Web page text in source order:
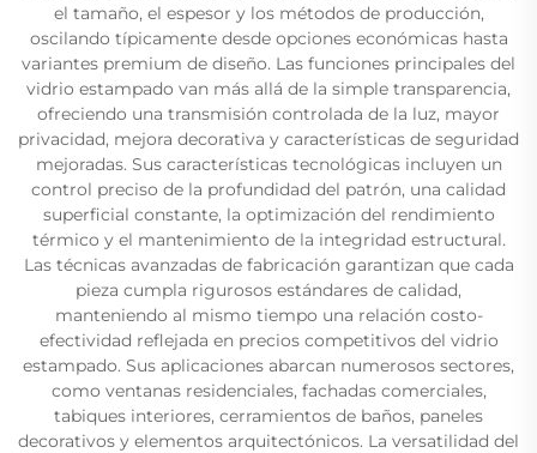
el tamaño, el espesor y los métodos de producción,
oscilando típicamente desde opciones económicas hasta
variantes premium de diseño. Las funciones principales del
vidrio estampado van más allá de la simple transparencia,
ofreciendo una transmisión controlada de la luz, mayor
privacidad, mejora decorativa y características de seguridad
mejoradas. Sus características tecnológicas incluyen un
control preciso de la profundidad del patrón, una calidad
superficial constante, la optimización del rendimiento
térmico y el mantenimiento de la integridad estructural.
Las técnicas avanzadas de fabricación garantizan que cada
pieza cumpla rigurosos estándares de calidad,
manteniendo al mismo tiempo una relación costo-
efectividad reflejada en precios competitivos del vidrio
estampado. Sus aplicaciones abarcan numerosos sectores,
como ventanas residenciales, fachadas comerciales,
tabiques interiores, cerramientos de baños, paneles
decorativos y elementos arquitectónicos. La versatilidad del